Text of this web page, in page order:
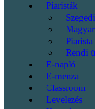
Piaristák
Rendi
E-napló
E-menza
Classroom
Levelezés